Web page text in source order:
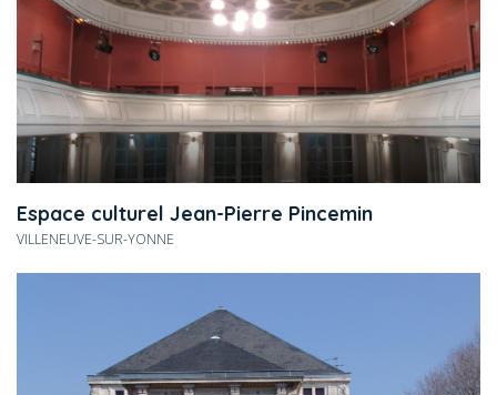
Espace culturel Jean-Pierre Pincemin
VILLENEUVE-SUR-YONNE